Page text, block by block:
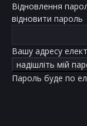
Відновлення
відновити пароль
Вашу адресу
Пароль буде по